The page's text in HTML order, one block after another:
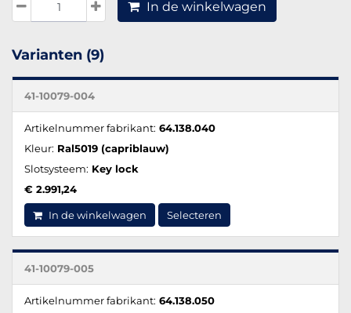
In de winkelwagen
Varianten (9)
41-10079-004
Artikelnummer fabrikant: 64.138.040
Kleur: Ral5019 (capriblauw)
Slotsysteem: Key lock
€ 2.991,24
In de winkelwagen Selecteren
41-10079-005
Artikelnummer fabrikant: 64.138.050